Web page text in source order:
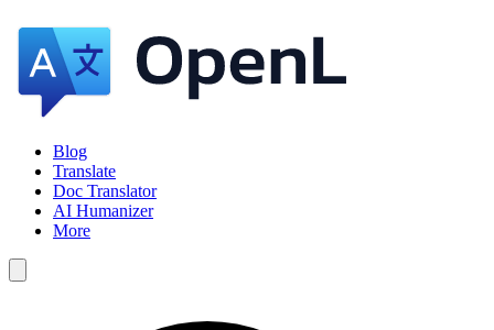
Blog
Translate
Doc Translator
AI Humanizer
More